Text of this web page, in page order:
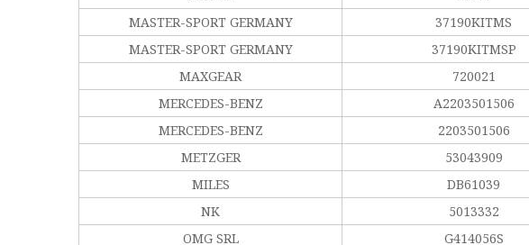
MASTER-SPORT GERMANY
37190KITMS
MASTER-SPORT GERMANY
37190KITMSP
MAXGEAR
720021
MERCEDES-BENZ
A2203501506
MERCEDES-BENZ
2203501506
METZGER
53043909
MILES
DB61039
NK
5013332
OMG SRL
G414056S